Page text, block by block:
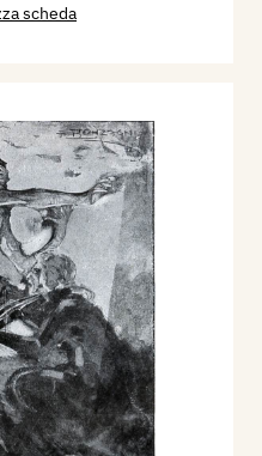
scheda